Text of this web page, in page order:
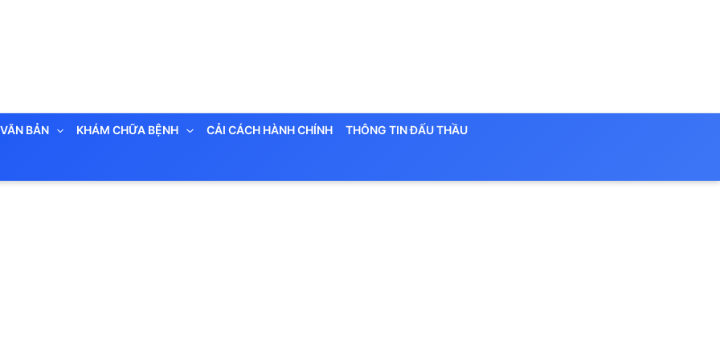
VĂN BẢN KHÁM CHỮA BỆNH CẢI CÁCH HÀNH CHÍNH THÔNG TIN ĐẤU THẦU